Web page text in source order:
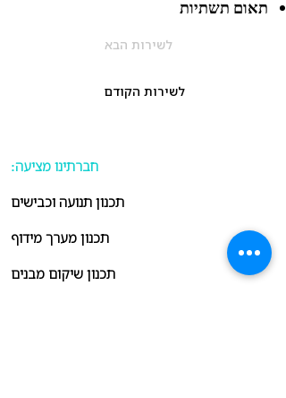
תאום תשתיות
לשירות הבא
לשירות הקודם
:חברתינו מציעה
תכנון תנועה וכבישים
תכנון מערך מידוף
תכנון שיקום מבנים